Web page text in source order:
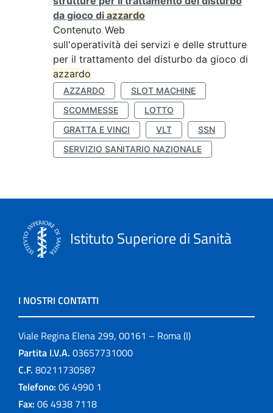
da gioco di azzardo
Contenuto Web
sull'operatività dei servizi e delle strutture
per il trattamento del disturbo da gioco di
azzardo
AZZARDO
SLOT MACHINE
SCOMMESSE
LOTTO
GRATTA E VINCI
VLT
SSN
SERVIZIO SANITARIO NAZIONALE
Istituto Superiore di Sanità
I NOSTRI CONTATTI
Viale Regina Elena 299, 00161 – Roma (I)
Partita I.V.A. 03657731000
C.F. 80211730587
Telefono: 06 4990 1
Fax: 06 4938 7118